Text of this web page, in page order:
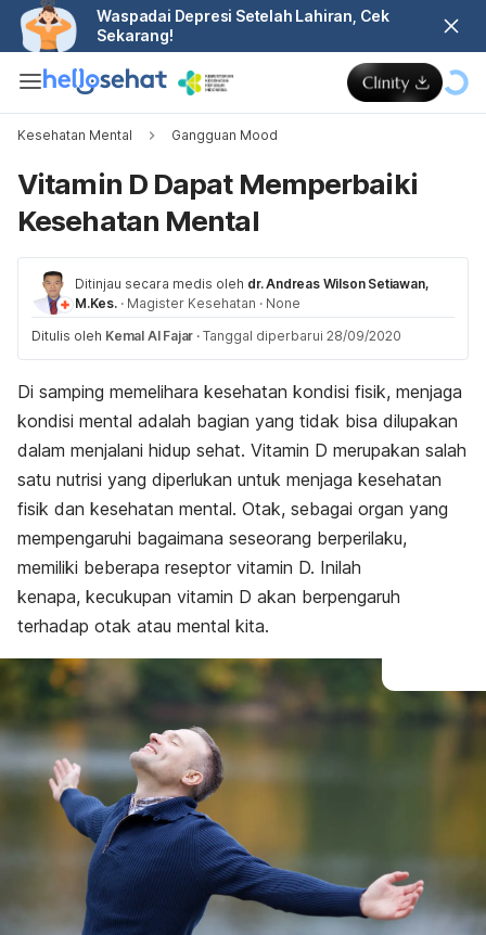
Waspadai Depresi Setelah Lahiran, Cek
Sekarang!
Kesehatan Mental Gangguan Mood
Vitamin D Dapat Memperbaiki
Kesehatan Mental
Ditinjau secara medis oleh dr. Andreas Wilson Setiawan,
M.Kes. · Magister Kesehatan · None
Ditulis oleh Kemal Al Fajar · Tanggal diperbarui 28/09/2020
Di samping memelihara kesehatan kondisi fisik, menjaga
kondisi mental adalah bagian yang tidak bisa dilupakan
dalam menjalani hidup sehat. Vitamin D merupakan salah
satu nutrisi yang diperlukan untuk menjaga kesehatan
fisik dan kesehatan mental. Otak, sebagai organ yang
mempengaruhi bagaimana seseorang berperilaku,
memiliki beberapa reseptor vitamin D. Inilah
kenapa, kecukupan vitamin D akan berpengaruh
terhadap otak atau mental kita.